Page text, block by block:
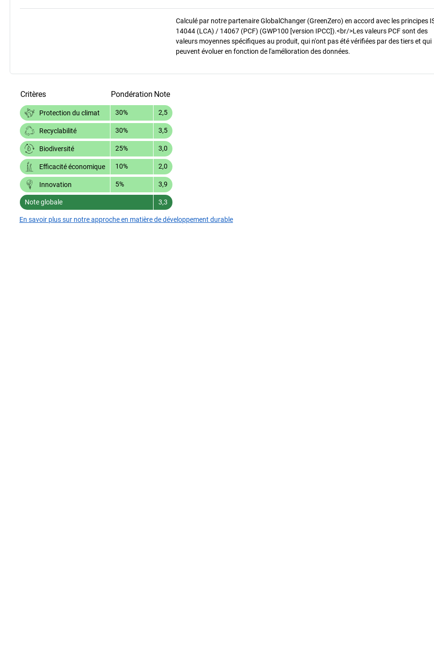
Calculé par notre partenaire GlobalChanger (GreenZero) en accord avec les principes
14044 (LCA) / 14067 (PCF) (GWP100 [version IPCC]).<br/>Les valeurs PCF sont des
valeurs moyennes spécifiques au produit, qui n'ont pas été vérifiées par des tiers et qui
peuvent évoluer en fonction de l'amélioration des données.
Critères Pondération Note
Protection du climat 30% 2,5
Recyclabilité 30% 3,5
Biodiversité 25% 3,0
Efficacité économique 10% 2,0
Innovation 5% 3,9
Note globale 3,3
En savoir plus sur notre approche en matière de développement durable